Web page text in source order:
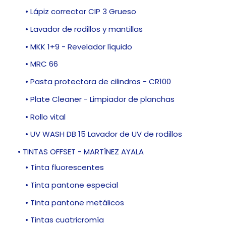
• Lápiz corrector CIP 3 Grueso
• Lavador de rodillos y mantillas
• MKK 1+9 - Revelador líquido
• MRC 66
• Pasta protectora de cilindros - CR100
• Plate Cleaner - Limpiador de planchas
• Rollo vital
• UV WASH DB 15 Lavador de UV de rodillos
• TINTAS OFFSET - MARTÍNEZ AYALA
• Tinta fluorescentes
• Tinta pantone especial
• Tinta pantone metálicos
• Tintas cuatricromía